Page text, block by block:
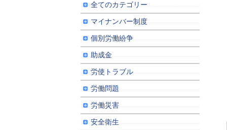
全てのカテゴリー
マイナンバー制度
個別労働紛争
助成金
労使トラブル
労働問題
労働災害
安全衛生